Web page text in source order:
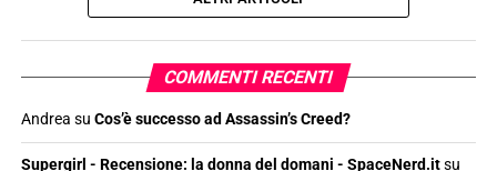
COMMENTI RECENTI
Andrea su Cos’è successo ad Assassin’s Creed?
Supergirl - Recensione: la donna del domani - SpaceNerd.itsu